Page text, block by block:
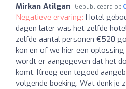
Mirkan Atilgan Gepubliceerd op
Negatieve ervaring: Hotel
dagen later was het zelfde
zelfde aantal personen €520
kon en of we hier een oplossing
wordt er aangegeven dat het
komt. Kreeg een tegoed
volgende boeking. Wat denk je